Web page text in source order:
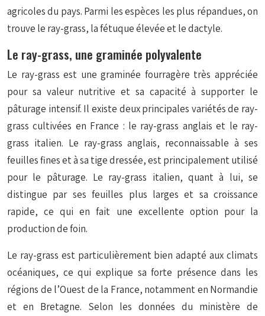
agricoles du pays. Parmi les espèces les plus répandues, on
trouve le ray-grass, la fétuque élevée et le dactyle.
Le ray-grass, une graminée polyvalente
Le ray-grass est une graminée fourragère très appréciée
pour sa valeur nutritive et sa capacité à supporter le
pâturage intensif. Il existe deux principales variétés de ray-
grass cultivées en France : le ray-grass anglais et le ray-
grass italien. Le ray-grass anglais, reconnaissable à ses
feuilles fines et à sa tige dressée, est principalement utilisé
pour le pâturage. Le ray-grass italien, quant à lui, se
distingue par ses feuilles plus larges et sa croissance
rapide, ce qui en fait une excellente option pour la
production de foin.
Le ray-grass est particulièrement bien adapté aux climats
océaniques, ce qui explique sa forte présence dans les
régions de l’Ouest de la France, notamment en Normandie
et en Bretagne. Selon les données du ministère de